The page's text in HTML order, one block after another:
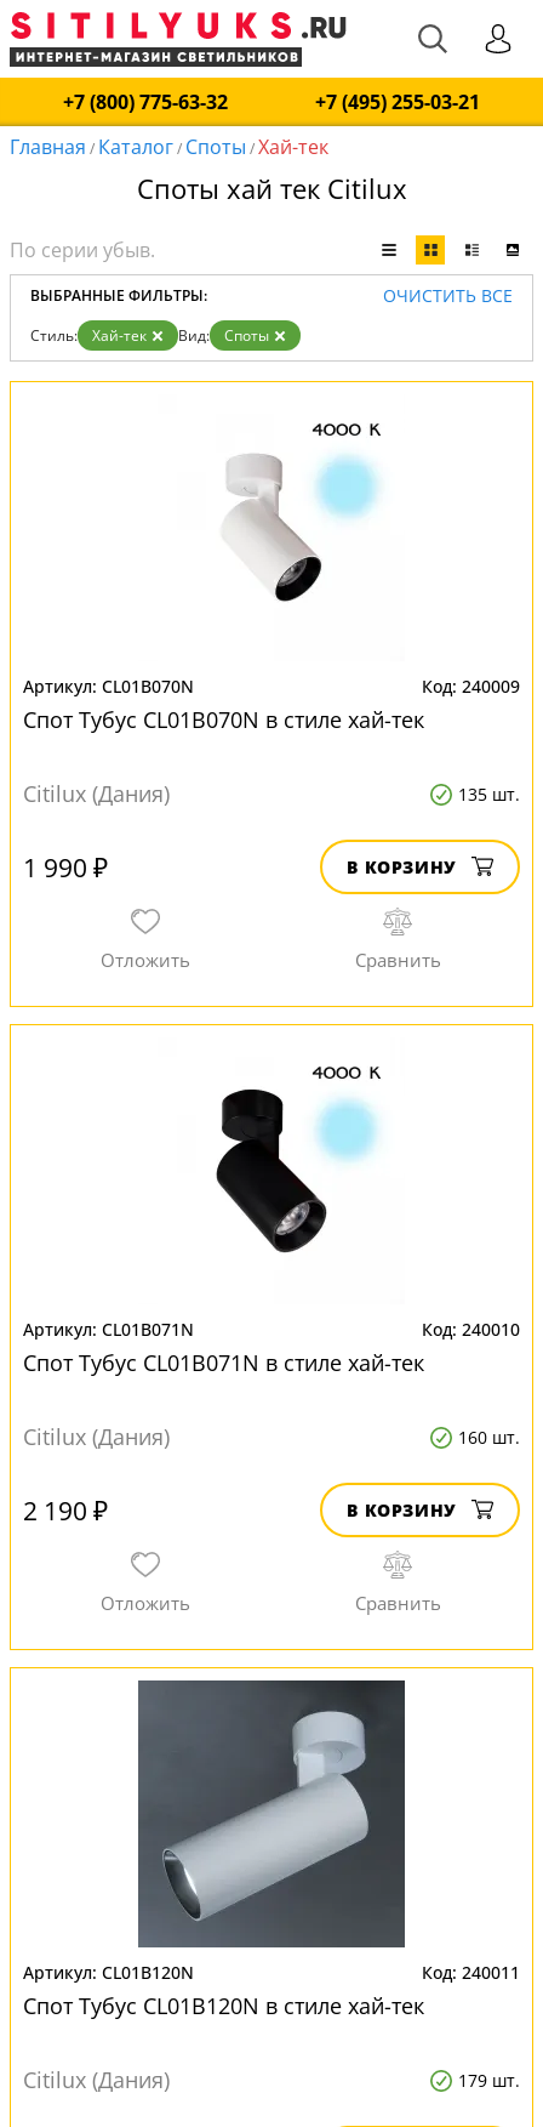
+7 (800) 775-63-32
+7 (495) 255-03-21
Главная / Каталог/ Споты /Хай-тек
Споты хай тек Citilux
ВЫБРАННЫЕ ФИЛЬТРЫ: ОЧИСТИТЬ ВСЕ
Стиль: Хай-тек Вид: Споты
CL01B070N 240009
Спот Тубус CL01B070N в стиле хай-тек
Citilux (Дания) 135 шт.
1 990 ₽ В КОРЗИНУ
CL01B071N 240010
Спот Тубус CL01B071N в стиле хай-тек
Citilux (Дания) 160 шт.
2 190 ₽ В КОРЗИНУ
CL01B120N 240011
Спот Тубус CL01B120N в стиле хай-тек
Citilux (Дания) 179 шт.